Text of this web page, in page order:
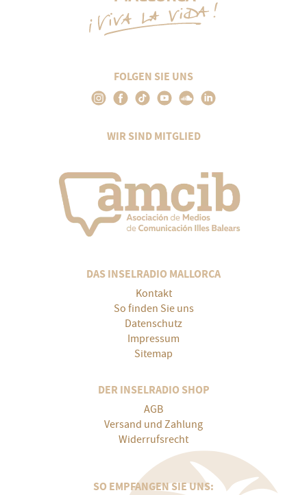
FOLGEN SIE UNS
WIR SIND MITGLIED
DAS INSELRADIO MALLORCA
Kontakt
So finden Sie uns
Datenschutz
Impressum
Sitemap
DER INSELRADIO SHOP
AGB
Versand und Zahlung
Widerrufsrecht
SO EMPFANGEN SIE UNS: